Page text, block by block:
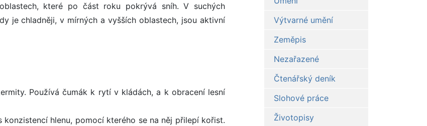
které po část roku pokrývá sníh. V suchých
je chladněji, v mírných a vyšších oblastech, jsou aktivní
Používá čumák k rytí v kládách, a k obracení lesní
hlenu, pomocí kterého se na něj přilepí kořist.
Výtvarné umění
Zeměpis
Nezařazené
Čtenářský deník
Slohové práce
Životopisy